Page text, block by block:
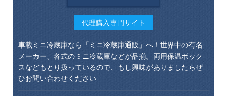
代理購入専門サイト
車載ミニ冷蔵庫なら「ミニ冷蔵庫通販」へ！世界中の有名
メーカー、各式のミニ冷蔵庫などが品揃。両用保温ボック
スなどもとり扱っているので、もし興味がありましたらぜ
ひお問い合わせください